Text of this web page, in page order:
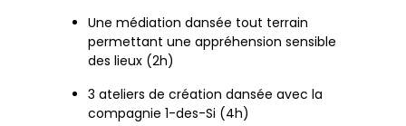
Une médiation dansée tout terrain
permettant une appréhension sensible
des lieux (2h)
3 ateliers de création dansée avec la
compagnie 1-des-Si (4h)